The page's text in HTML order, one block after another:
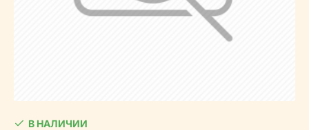
В НАЛИЧИИ